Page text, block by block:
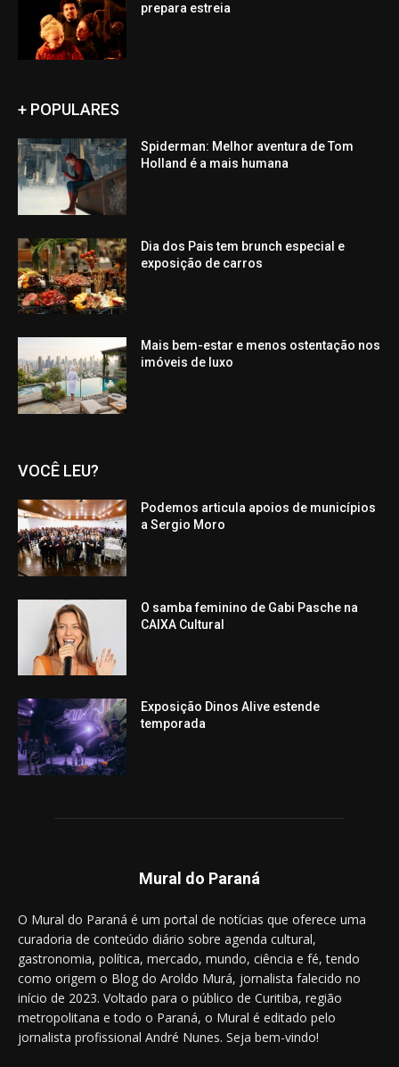
prepara estreia
+ POPULARES
Spiderman: Melhor aventura de Tom
Holland é a mais humana
Dia dos Pais tem brunch especial e
exposição de carros
Mais bem-estar e menos ostentação nos
imóveis de luxo
VOCÊ LEU?
Podemos articula apoios de municípios
a Sergio Moro
O samba feminino de Gabi Pasche na
CAIXA Cultural
Exposição Dinos Alive estende
temporada
Mural do Paraná
O Mural do Paraná é um portal de notícias que oferece uma
curadoria de conteúdo diário sobre agenda cultural,
gastronomia, política, mercado, mundo, ciência e fé, tendo
como origem o Blog do Aroldo Murá, jornalista falecido no
início de 2023. Voltado para o público de Curitiba, região
metropolitana e todo o Paraná, o Mural é editado pelo
jornalista profissional André Nunes. Seja bem-vindo!